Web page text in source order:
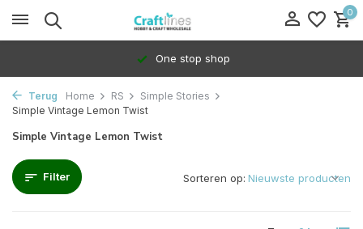
0
One stop shop
Terug Home RS
Simple Stories
Simple Vintage Lemon Twist
Simple Vintage Lemon Twist
Filter Sorteren op: